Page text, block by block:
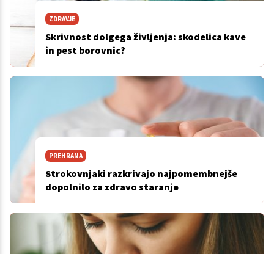
ZDRAVJE
Skrivnost dolgega življenja: skodelica kave
in pest borovnic?
PREHRANA
Strokovnjaki razkrivajo najpomembnejše
dopolnilo za zdravo staranje